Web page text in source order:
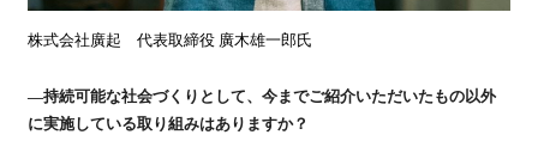
株式会社廣起 代表取締役 廣木雄一郎氏
―持続可能な社会づくりとして、今までご紹介いただいたもの以外
に実施している取り組みはありますか？